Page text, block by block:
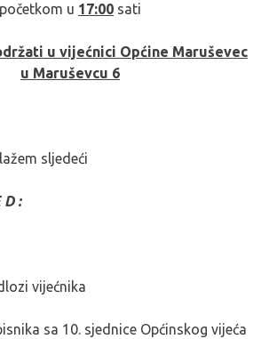
početkom u 17:00 sati
u vijećnici Općine Maruševec
u Maruševcu 6
sljedeći
:
vijećnika
sa 10. sjednice Općinskog vijeća